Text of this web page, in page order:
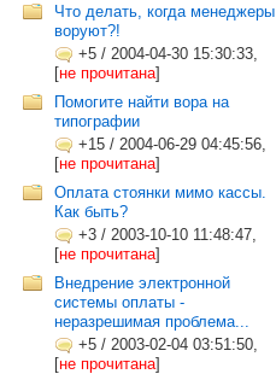
Что делать, когда менеджеры
воруют?!
+5 / 2004-04-30 15:30:33,
[не прочитана]
Помогите найти вора на
типографии
+15 / 2004-06-29 04:45:56,
[не прочитана]
Оплата стоянки мимо кассы.
Как быть?
+3 / 2003-10-10 11:48:47,
[не прочитана]
Внедрение электронной
системы оплаты -
неразрешимая проблема...
+5 / 2003-02-04 03:51:50,
[не прочитана]